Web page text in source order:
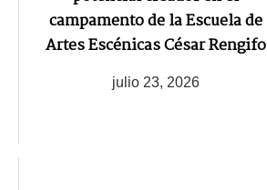
campamento de la Escuela de
Artes Escénicas César Rengifo
julio 23, 2026